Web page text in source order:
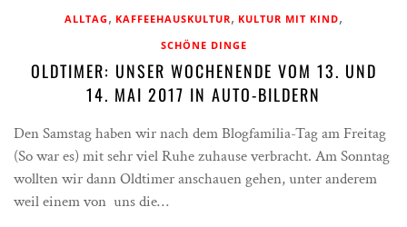
ALLTAG , KAFFEEHAUSKULTUR, KULTUR MIT KIND,
SCHÖNE DINGE
OLDTIMER: UNSER WOCHENENDE VOM 13. UND
14. MAI 2017 IN AUTO-BILDERN
Den Samstag haben wir nach dem Blogfamilia-Tag am Freitag
(So war es) mit sehr viel Ruhe zuhause verbracht. Am Sonntag
wollten wir dann Oldtimer anschauen gehen, unter anderem
weil einem von uns die…